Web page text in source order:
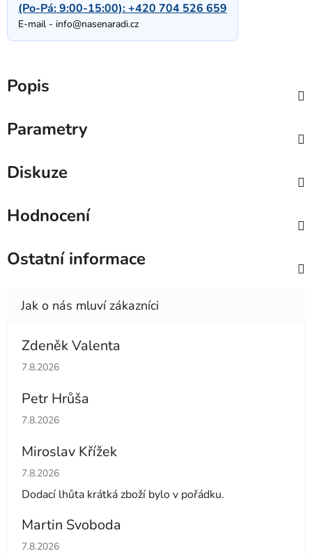
(Po-Pá: 9:00-15:00):+420 704 526 659
E-mail - info@nasenaradi.cz
Popis
Parametry
Diskuze
Hodnocení
Ostatní informace
Zdeněk Valenta
Hodnocení obchodu je 5 z 5 hvězdiček.
7.8.2026
Petr Hrůša
Hodnocení obchodu je 5 z 5 hvězdiček.
7.8.2026
Miroslav Křížek
Hodnocení obchodu je 5 z 5 hvězdiček.
7.8.2026
Dodací lhůta krátká zboží bylo v pořádku.
Martin Svoboda
Hodnocení obchodu je 5 z 5 hvězdiček.
7.8.2026